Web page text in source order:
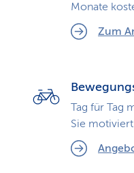
Monate
Zum
Tag für Tag
Sie